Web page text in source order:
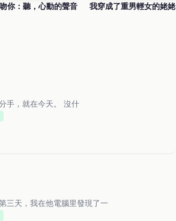
你：聽，心動的聲音 我穿成了重男輕女的姥姥
方陶和我提了分手，就在今天。 沒什
三天，我在他電腦里發現了一